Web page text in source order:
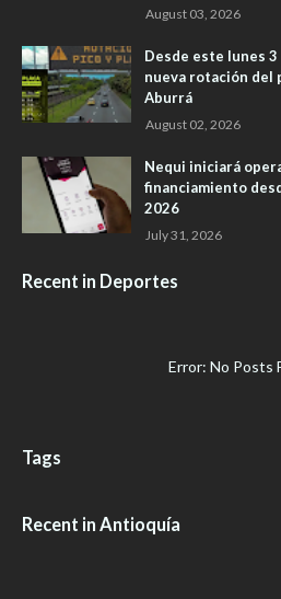
August 03, 2026
Desde este lunes
nueva rotación del
Aburrá
August 02, 2026
Nequi iniciará
financiamiento
2026
July 31, 2026
Recent in Deportes
Error: No Posts
Tags
Recent in Antioquía